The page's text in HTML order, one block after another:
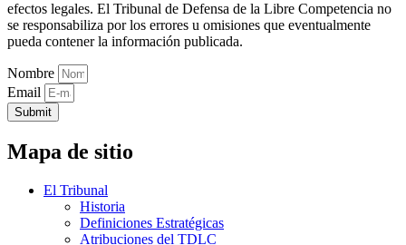
efectos legales. El Tribunal de Defensa de la Libre Competencia no
se responsabiliza por los errores u omisiones que eventualmente
pueda contener la información publicada.
Nombre
Email
Submit
Mapa de sitio
El Tribunal
Historia
Definiciones Estratégicas
Atribuciones del TDLC